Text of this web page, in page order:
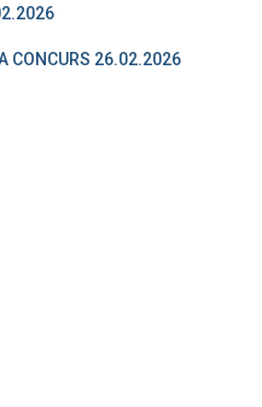
CONCURS 26.02.2026